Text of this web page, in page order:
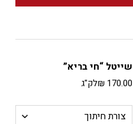
שייטל “חי בריא”
₪ 170.00 לק"ג